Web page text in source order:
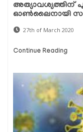
അത്യാവശ്യത്തിന്
ഓണ്‍ലൈനായി
27th of March 2020
Continue Reading